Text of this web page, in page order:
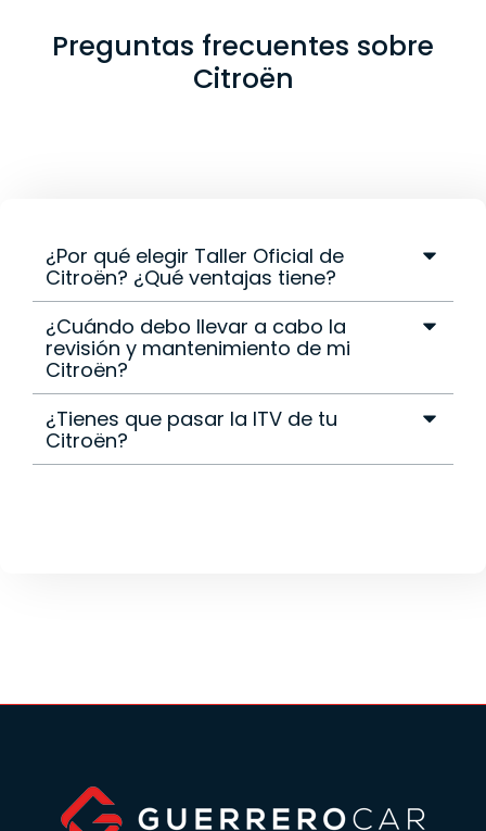
Preguntas frecuentes sobre
Citroën
¿Por qué elegir Taller Oficial de
Citroën? ¿Qué ventajas tiene?
¿Cuándo debo llevar a cabo la
revisión y mantenimiento de mi
Citroën?
¿Tienes que pasar la ITV de tu
Citroën?